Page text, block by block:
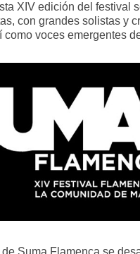
XIV edición del festival
con grandes solistas y
voces emergentes